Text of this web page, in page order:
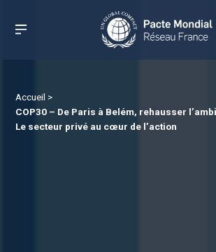
Accueil >
COP30 – De Paris à Belém, rehausser
Le secteur privé au cœur de l’action